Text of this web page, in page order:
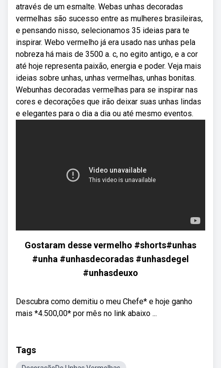
através de um esmalte. Webas unhas decoradas
vermelhas são sucesso entre as mulheres brasileiras,
e pensando nisso, selecionamos 35 ideias para te
inspirar. Webo vermelho já era usado nas unhas pela
nobreza há mais de 3500 a. c, no egito antigo, e a cor
até hoje representa paixão, energia e poder. Veja mais
ideias sobre unhas, unhas vermelhas, unhas bonitas.
Webunhas decoradas vermelhas para se inspirar nas
cores e decorações que irão deixar suas unhas lindas
e elegantes para o dia a dia ou até mesmo eventos.
Gostaram desse vermelho #shorts#unhas
#unha #unhasdecoradas #unhasdegel
#unhasdeuxo
Descubra como demitiu o meu Chefe* e hoje ganho
mais *4.500,00* por mês no link abaixo ...
Tags